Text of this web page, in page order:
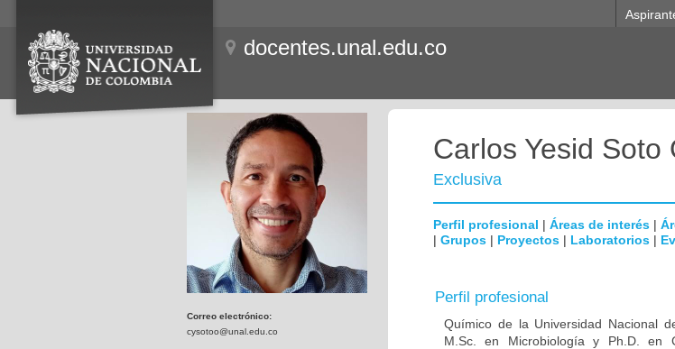
docentes.unal.edu.co
Correo electrónico:
cysotoo@unal.edu.co
Carlos Yesid Soto
Exclusiva
Perfil profesional | Áreas de interés |
| Grupos | Proyectos | Laboratorios |
Perfil profesional
Químico de la Universidad Nacional
M.Sc. en Microbiología y Ph.D. en